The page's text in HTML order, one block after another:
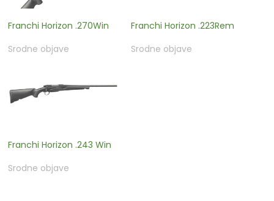
Franchi Horizon .270Win
Srodne objave
Franchi Horizon .223Rem
Srodne objave
Franchi Horizon .243 Win
Srodne objave